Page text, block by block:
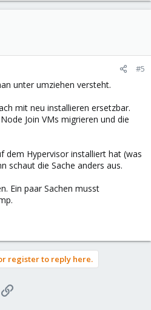
#5
unter umziehen versteht.
mit neu installieren ersetzbar.
Join VMs migrieren und die
dem Hypervisor installiert hat (was
schaut die Sache anders aus.
Ein paar Sachen musst
register to reply here.
Link